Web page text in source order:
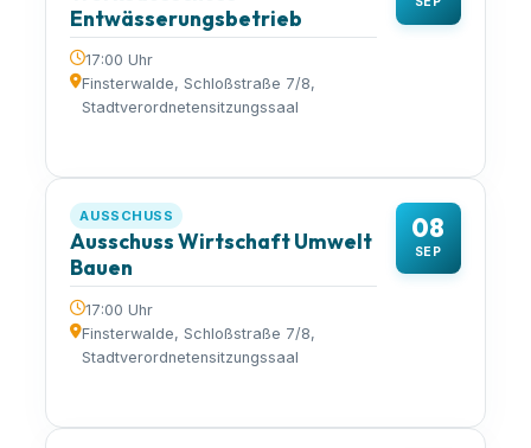
Entwässerungsbetrieb
17:00 Uhr
Finsterwalde, Schloßstraße 7/8,
Stadtverordnetensitzungssaal
08
SEP
AUSSCHUSS
Ausschuss Wirtschaft Umwelt
Bauen
17:00 Uhr
Finsterwalde, Schloßstraße 7/8,
Stadtverordnetensitzungssaal